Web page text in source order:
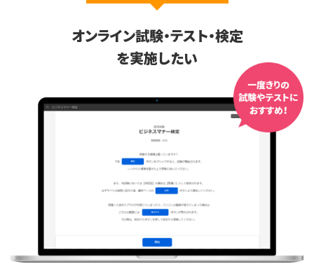
オンライン試験・テスト・検定
を実施したい